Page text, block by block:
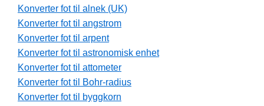
Konverter fot til alnek (UK)
Konverter fot til angstrom
Konverter fot til arpent
Konverter fot til astronomisk enhet
Konverter fot til attometer
Konverter fot til Bohr-radius
Konverter fot til byggkorn